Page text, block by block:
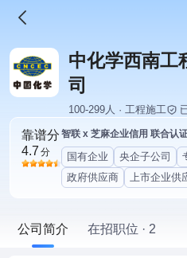
中化学西南工
司
100-299人 · 工程施工
靠谱分
4.7 分
智联 x 芝麻企业信用 联合认
国有企业 央企子公司
政府供应商
上市企业供
公司简介 在招职位 · 2